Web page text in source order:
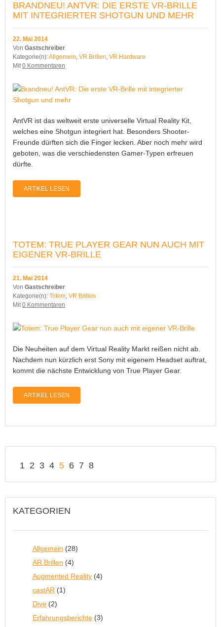
BRANDNEU! ANTVR: DIE ERSTE VR-BRILLE
MIT INTEGRIERTER SHOTGUN UND MEHR
22. Mai 2014
Von Gastschreiber
Kategorie(n):Allgemein, VR Brillen, VR Hardware
Mit0 Kommentaren
AntVR ist das weltweit erste universelle Virtual Reality Kit,
welches eine Shotgun integriert hat. Besonders Shooter-
Freunde dürften sich die Finger lecken. Aber noch mehr wird
geboten, was die verschiedensten Gamer-Typen erfreuen
dürfte.
ARTIKEL LESEN
TOTEM: TRUE PLAYER GEAR NUN AUCH MIT
EIGENER VR-BRILLE
21. Mai 2014
Von Gastschreiber
Kategorie(n): Totem, VR Brillen
Mit0 Kommentaren
Die Neuheiten auf dem Virtual Reality Markt reißen nicht ab.
Nachdem nun kürzlich erst Sony mit eigenem Headset auftrat,
kommt die nächste Entwicklung von True Player Gear.
ARTIKEL LESEN
1 2 3 4 5 6 7 8
KATEGORIEN
Allgemein (28)
AR Brillen (4)
Augmented Reality (4)
castAR (1)
Dive (2)
Erfahrungsberichte (3)